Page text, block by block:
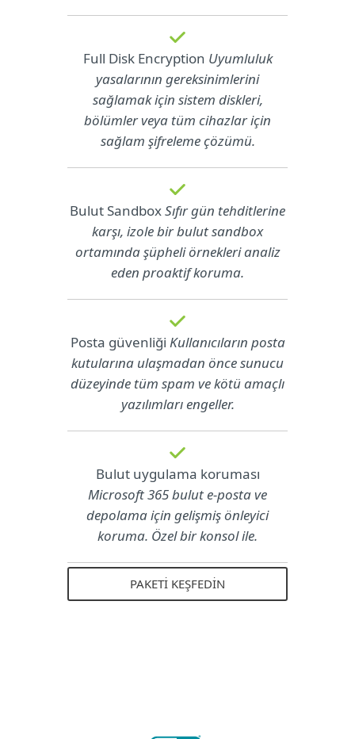
Full Disk Encryption Uyumluluk
yasalarının gereksinimlerini
sağlamak için sistem diskleri,
bölümler veya tüm cihazlar için
sağlam şifreleme çözümü.
Bulut SandboxSıfır gün tehditlerine
karşı, izole bir bulut sandbox
ortamında şüpheli örnekleri analiz
eden proaktif koruma.
Posta güvenliği Kullanıcıların posta
kutularına ulaşmadan önce sunucu
düzeyinde tüm spam ve kötü amaçlı
yazılımları engeller.
Bulut uygulama koruması
Microsoft 365 bulut e-posta ve
depolama için gelişmiş önleyici
koruma. Özel bir konsol ile.
PAKETI KEŞFEDIN